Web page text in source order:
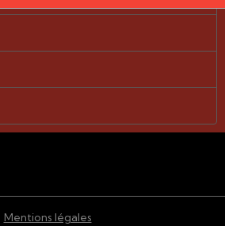
Mentions légales